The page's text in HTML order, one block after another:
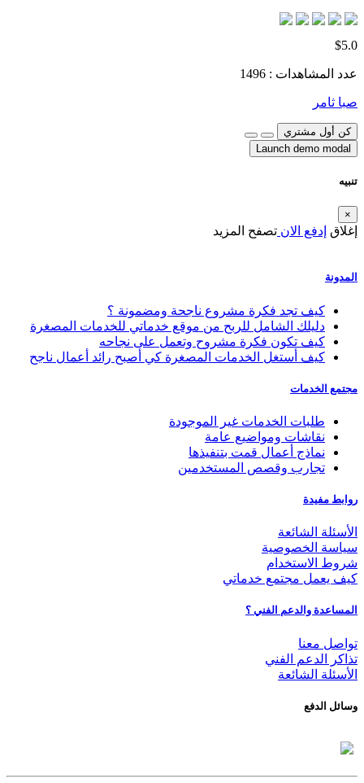
$5.0
عدد المشاهدات : 1496
صبا ثامر
كن أول مشتري
Launch demo modal
تنبيه
×
إغلاق إدفع الان تصفح المزيد
المدونة
كيف تجد فكرة مشروع ناجحة ومضمونة ؟
دليلك الشامل للربح من موقع خدماتي للخدمات المصغرة
كيف تكون فكرة مشروح وتعمل على نجاحه
كيف أستغل الخدمات المصغرة كي أصبح رائد أعمال ناجح
مجتمع الخدمات
طلبات الخدمات غير الموجودة
نقاشات ومواضيع عامة
نماذج أعمال قمت بتنفيذها
تجارب وقصص المستخدمين
روابط مفيدة
الأسئلة الشائعة
سياسة الخصوصية
شروط الاستخدام
كيف يعمل مجتمع خدماتي
المساعدة والدعم الفني ؟
تواصل معنا
تذاكر الدعم الفني
الأسئلة الشائعة
وسائل الدفع